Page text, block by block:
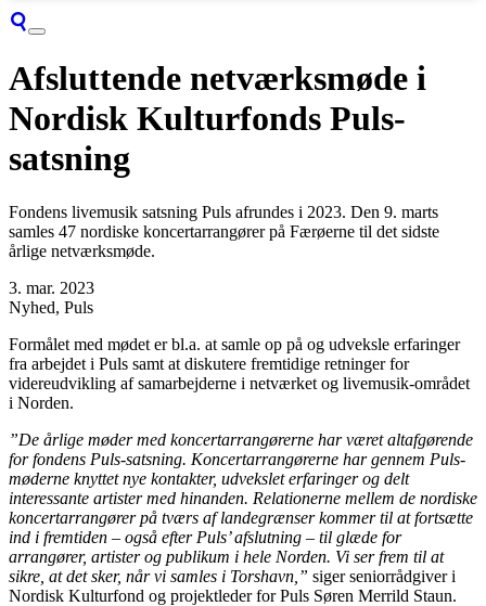
Afsluttende netværksmøde i
Nordisk Kulturfonds Puls-
satsning
Fondens livemusik satsning Puls afrundes i 2023. Den 9. marts
samles 47 nordiske koncertarrangører på Færøerne til det sidste
årlige netværksmøde.
3. mar. 2023
Nyhed, Puls
Formålet med mødet er bl.a. at samle op på og udveksle erfaringer
fra arbejdet i Puls samt at diskutere fremtidige retninger for
videreudvikling af samarbejderne i netværket og livemusik-området
i Norden.
”De årlige møder med koncertarrangørerne har været altafgørende
for fondens Puls-satsning. Koncertarrangørerne har gennem Puls-
møderne knyttet nye kontakter, udvekslet erfaringer og delt
interessante artister med hinanden. Relationerne mellem de nordiske
koncertarrangører på tværs af landegrænser kommer til at fortsætte
ind i fremtiden – også efter Puls’ afslutning – til glæde for
arrangører, artister og publikum i hele Norden. Vi ser frem til at
sikre, at det sker, når vi samles i Torshavn,” siger seniorrådgiver i
Nordisk Kulturfond og projektleder for Puls Søren Merrild Staun.